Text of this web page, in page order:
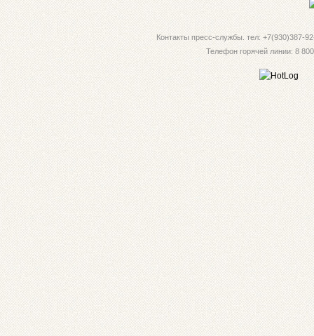
Контакты пресс-службы. тел: +7(930)387-
Телефон горячей линии: 8